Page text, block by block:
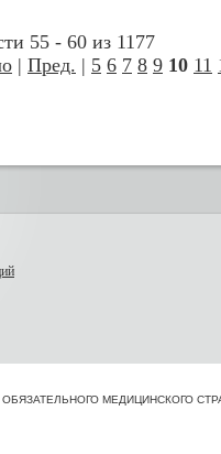
55 - 60 из 1177
| Пред. | 5 6 7 8 9 10 11
ОБЯЗАТЕЛЬНОГО МЕДИЦИНСКОГО